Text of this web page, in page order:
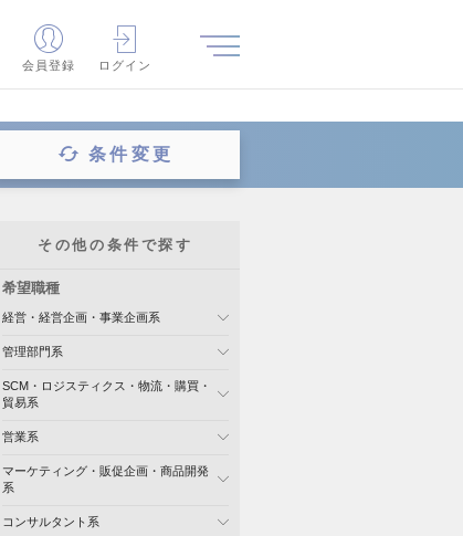
会員登録 ログイン
条件変更
その他の条件で探す
希望職種
経営・経営企画・事業企画系
管理部門系
SCM・ロジスティクス・物流・購買・
貿易系
営業系
マーケティング・販促企画・商品開発
系
コンサルタント系